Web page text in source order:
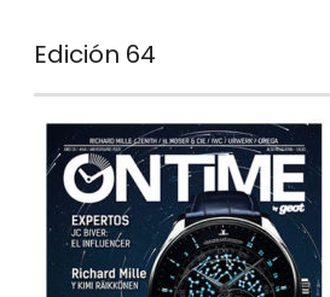
Edición 64